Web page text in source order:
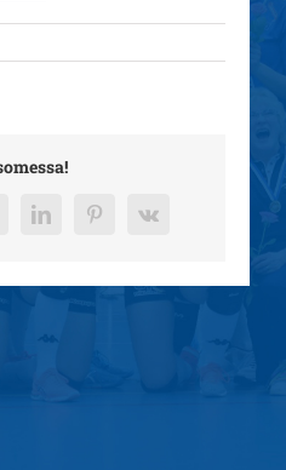
LinkedInPinterest
Vk